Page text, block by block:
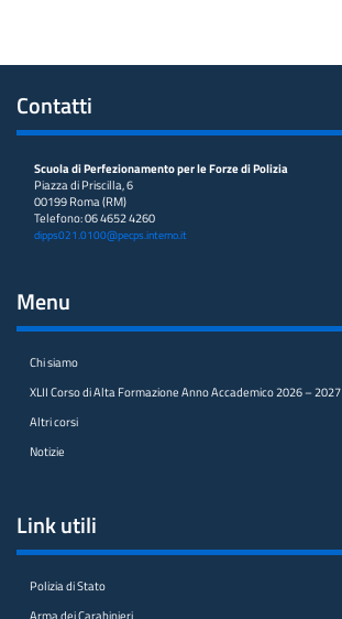
Contatti
Scuola di Perfezionamento per le Forze di Polizia
Piazza di Priscilla, 6
00199 Roma (RM)
Telefono: 06 4652 4260
dipps021.0100@pecps.interno.it
Menu
Chi siamo
XLII Corso di Alta Formazione Anno Accademico 2026 – 2027
Altri corsi
Notizie
Link utili
Polizia di Stato
Arma dei Carabinieri